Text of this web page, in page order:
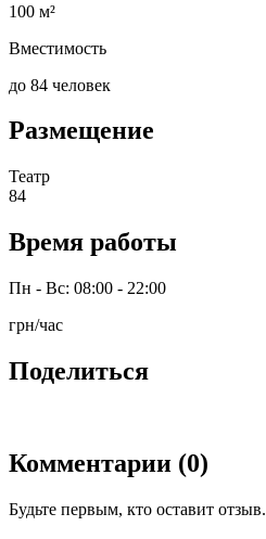
100 м²
Вместимость
до 84 человек
Размещение
Театр
84
Время работы
Пн - Вс: 08:00 - 22:00
грн/час
Поделиться
Комментарии (0)
Будьте первым, кто оставит отзыв.